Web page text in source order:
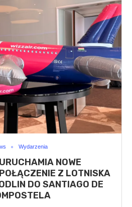
Wydarzenia
NOWE
Z LOTNISKA
DO SANTIAGO DE